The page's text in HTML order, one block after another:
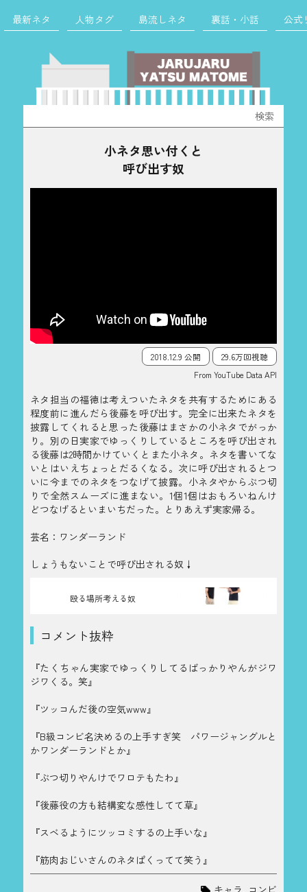
最新ネタ 人物タグ 島流しネタ 裏話・小話 公式
索:
小ネタ思い付くと
呼び出す奴
2018.12.9 公開
29.6万回視聴
From YouTube Data API
ネタ担当の福徳は考えついたネタを共有するためにある
程度前に進んだら後藤を呼び出す。完全に出来たネタを
披露してくれると思った後藤はまさかの小ネタでがっか
り。別の日実家でゆっくりしているところを呼び出され
る後藤は2時間かけていくとまた小ネタ。ネタを書いてな
いとはいえちょっとだるくなる。次に呼び出されるとつ
いに今までのネタをつなげて披露。小ネタやからぶつ切
りで全然スムーズに進まない。1個1個はおもろいねんけ
どつなげるといまいちだった。とりあえず実家帰る。
芸名：ワンダーランド
しょうもないことで呼び出される奴↓
殴る場所考える奴
コメント抜粋
『たくちゃん実家でゆっくりしてるばっかりやんがジワ
ジワくる。笑』
『ツッコんだ後の空気www』
『B級コンビ名決めるの上手すぎ笑 パワージャングルと
かワンダーランドとか』
『ぶつ切りやんけでワロテもたわ』
『後藤役の方も結構変な感性してて草』
『スベるようにツッコミするの上手いな』
『筋肉おじいさんのネタぱくってて笑う』
キャラ コンビ